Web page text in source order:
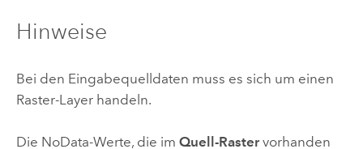
Hinweise
Bei den Eingabequelldaten muss es sich um einen
Raster-Layer handeln.
Die NoData-Werte, die im Quell-Rastervorhanden